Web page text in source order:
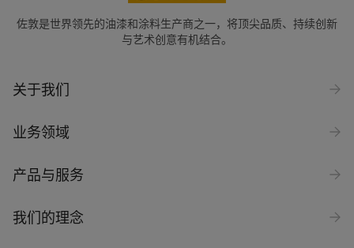
佐敦是世界领先的油漆和涂料生产商之一，将顶尖品质、持续创新
与艺术创意有机结合。
关于我们
业务领域
产品与服务
我们的理念